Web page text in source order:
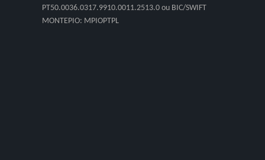
PT50.0036.0317.9910.0011.2513.0 ou BIC/SWIFT
MONTEPIO: MPIOPTPL